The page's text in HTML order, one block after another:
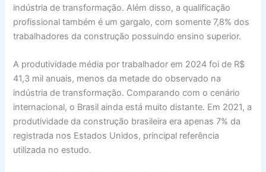
indústria de transformação. Além disso, a qualificação
profissional também é um gargalo, com somente 7,8% dos
trabalhadores da construção possuindo ensino superior.
A produtividade média por trabalhador em 2024 foi de R$
41,3 mil anuais, menos da metade do observado na
indústria de transformação. Comparando com o cenário
internacional, o Brasil ainda está muito distante. Em 2021, a
produtividade da construção brasileira era apenas 7% da
registrada nos Estados Unidos, principal referência
utilizada no estudo.